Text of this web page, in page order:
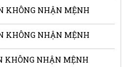
KHÔNG NHẬN MỆNH
KHÔNG NHẬN MỆNH
KHÔNG NHẬN MỆNH